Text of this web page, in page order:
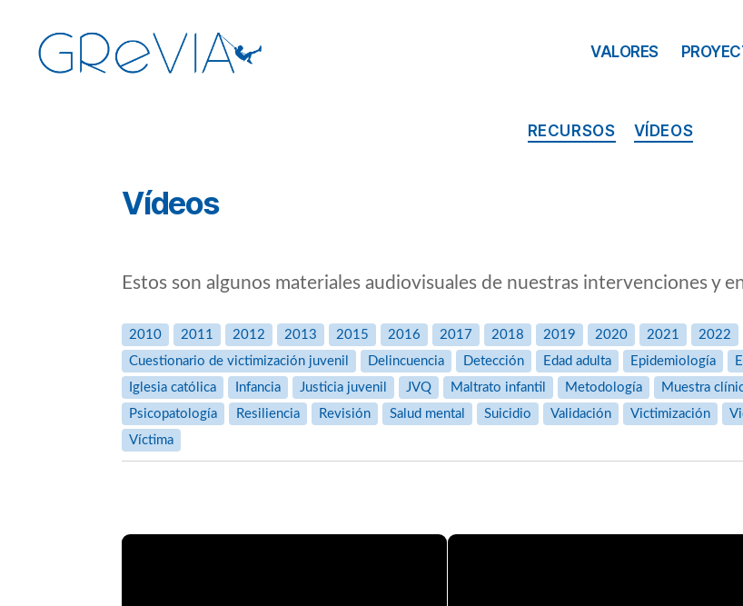
VALORES
RECURSOS VÍDEOS
Vídeos
Estos son algunos materiales audiovisuales de nuestras intervenciones y
2010 2011 2012 2013 2015 2016 2017 2018 2019 2020 2021 2022
Cuestionario de victimización juvenil
Delincuencia Detección Edad adulta Epidemiología
Iglesia católica
Infancia Justicia juvenil JVQ Maltrato infantil Metodología Muestra
Psicopatología
Resiliencia Revisión Salud mental Suicidio Validación Victimización
Víctima